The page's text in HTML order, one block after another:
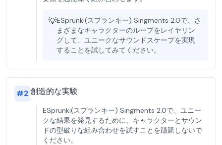
💡ESprunki(スプランキー) Singments 2.0で、さ
まざまなキャラクターのループをレイヤリン
グして、ユニークなサウンドスケープを実現
することを試してみてください。
#2創造的な実験
ESprunki(スプランキー) Singments 2.0で、ユニー
クな結果を発見するために、キャラクターとサウン
ドの型破りな組み合わせを試すことを躊躇しないで
ください。